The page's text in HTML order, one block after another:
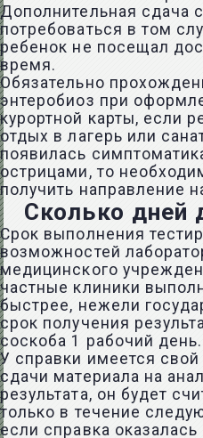
Дополнительная сдача
потребоваться в том
ребенок не посещал
время.
Обязательно
энтеробиоз при
курортной карты, если
отдых в лагерь или
появилась
острицами, то
получить направление
Сколько дней
Срок выполнения
возможностей
медицинского
частные клиники
быстрее, нежели
срок получения
соскоба 1 рабочий день.
У справки имеется
сдачи материала на
результата, он будет
только в течение
если справка